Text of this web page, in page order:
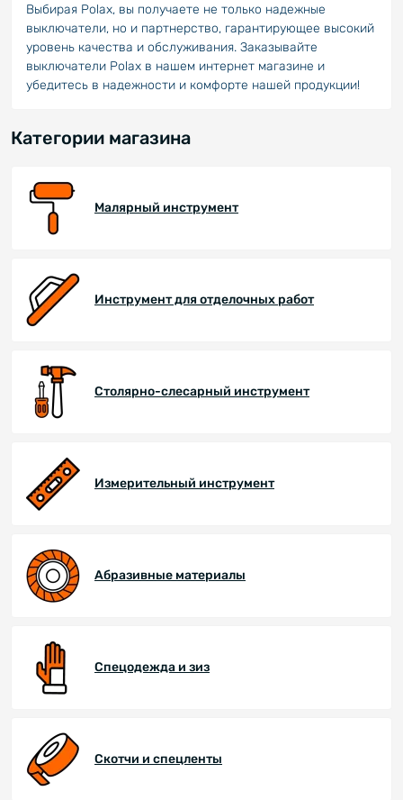
Выбирая Polax, вы получаете не только надежные
выключатели, но и партнерство, гарантирующее высокий
уровень качества и обслуживания. Заказывайте
выключатели Polax в нашем интернет магазине и
убедитесь в надежности и комфорте нашей продукции!
Категории магазина
Малярный инструмент
Инструмент для отделочных работ
Столярно-слесарный инструмент
Измерительный инструмент
Абразивные материалы
Спецодежда и зиз
Скотчи и спецленты